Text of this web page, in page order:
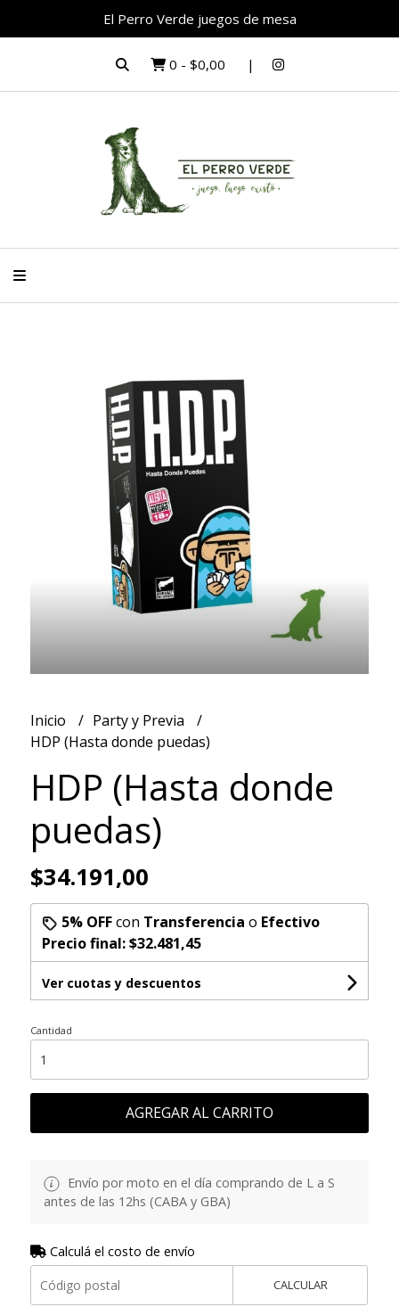
El Perro Verde juegos de mesa
0 - $0,00
Inicio
Party y Previa
HDP (Hasta donde puedas)
HDP (Hasta donde
puedas)
$34.191,00
5% OFFcon Transferencia o Efectivo
Precio final:$32.481,45
Ver cuotas y descuentos
Cantidad
AGREGAR AL CARRITO
Envío por moto en el día comprando de L a S
antes de las 12hs (CABA y GBA)
Calculá el costo de envío
CALCULAR